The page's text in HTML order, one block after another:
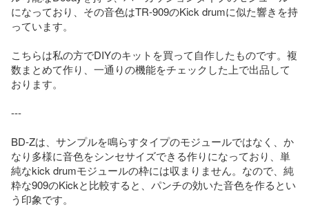
になっており、その音色はTR-909のKick drumに似た響きを持
っています。
こちらは私の方でDIYのキットを買って自作したものです。複
数まとめて作り、一通りの機能をチェックした上で出品して
おります。
---
BD-Zは、サンプルを鳴らすタイプのモジュールではなく、か
なり多様に音色をシンセサイズできる作りになっており、単
純なkick drumモジュールの枠には収まりません。なので、純
粋な909のKickと比較すると、パンチの効いた音色を作るとい
う印象です。